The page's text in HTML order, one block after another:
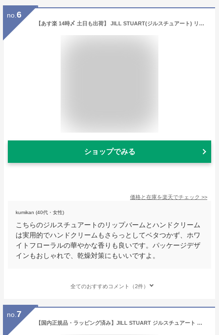
no. 6
【あす楽 14時〆 土日も出荷】 JILL STUART(ジルスチュアート) リップバーム＋ハンドクリーム ホワイトフローラル ギフトセット
ショップでみる
価格と在庫を楽天でチェック >>
kumikan (40代・女性)
こちらのジルスチュアートのリップバームとハンドクリーム
は実用的でハンドクリームもさらっとしてベタつかず、ホワ
イトフローラルの華やかな香りも良いです。パッケージデザ
インもおしゃれで、乾燥対策にもいいですよ。
全てのおすすめコメント（2件）
no. 7
【国内正規品・ラッピング済み】JILL STUART ジルスチュアート ヴァニラ ラスト オード パルファン ロールオン 10mL EDP 香水 化粧品 誕生日 プレゼント ギフト ショッパー付き